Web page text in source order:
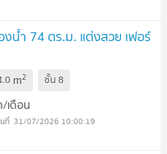
น้ำ 74 ตร.ม. แต่งสวย เฟอร์
m2 ชั้น8
เดือน
31/07/2026 10:00:19